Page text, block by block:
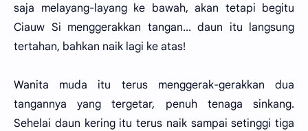
saja melayang-layang ke bawah, akan tetapi begitu
Ciauw Si menggerakkan tangan... daun itu langsung
tertahan, bahkan naik lagi ke atas!
Wanita muda itu terus menggerak-gerakkan dua
tangannya yang tergetar, penuh tenaga sinkang.
Sehelai daun kering itu terus naik sampai setinggi tiga